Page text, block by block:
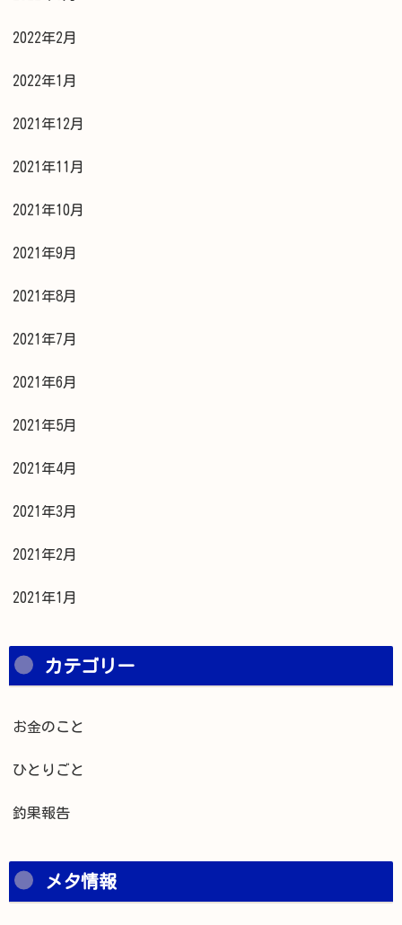
2022年2月
2022年1月
2021年12月
2021年11月
2021年10月
2021年9月
2021年8月
2021年7月
2021年6月
2021年5月
2021年4月
2021年3月
2021年2月
2021年1月
カテゴリー
お金のこと
ひとりごと
釣果報告
メタ情報